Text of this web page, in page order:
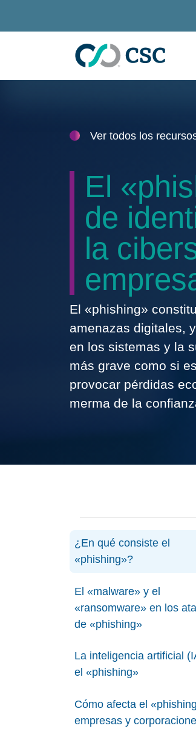
Ver todos los
El
de
la
El «phishing»
amenazas digitales,
en los sistemas y la
más grave como si
provocar pérdidas
merma de la
¿En qué consiste el
«phishing»?
El «malware» y el
«ransomware» en los
de «phishing»
La inteligencia artificial
el «phishing»
Cómo afecta el
empresas y